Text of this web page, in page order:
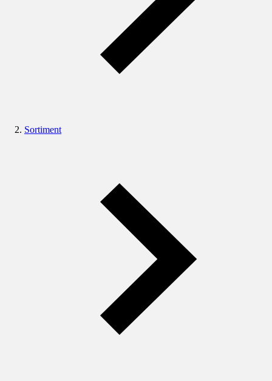
Sortiment